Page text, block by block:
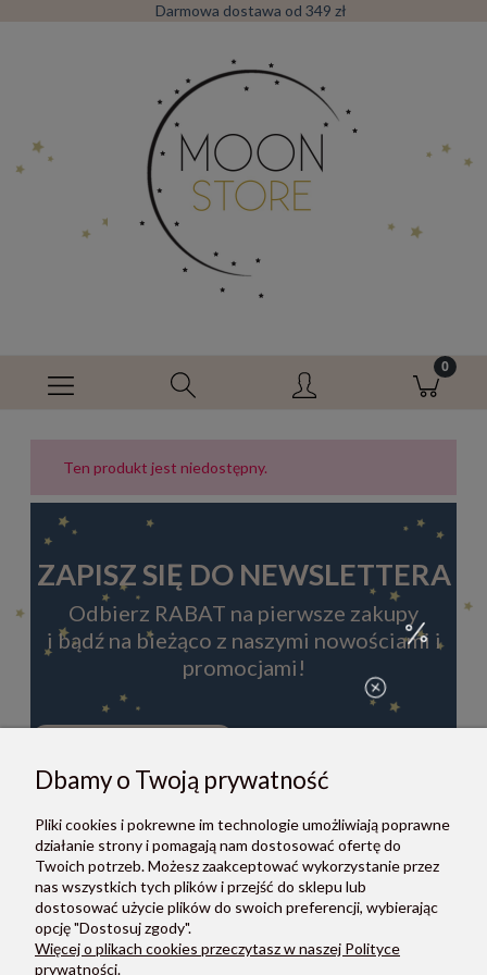
Darmowa dostawa od 349 zł
Ten produkt jest niedostępny.
ZAPISZ SIĘ DO NEWSLETTERA
Odbierz RABAT na pierwsze zakupy
i bądź na bieżąco z naszymi nowościami i
promocjami!
ZAPISZ SIĘ
Zapisując się do newslettera, akceptujesz Regulamin i Politykę
prywatności.
O NAS
Dbamy o Twoją prywatność
Pliki cookies i pokrewne im technologie umożliwiają poprawne
działanie strony i pomagają nam dostosować ofertę do
Twoich potrzeb. Możesz zaakceptować wykorzystanie przez
nas wszystkich tych plików i przejść do sklepu lub
dostosować użycie plików do swoich preferencji, wybierając
opcję "Dostosuj zgody".
Więcej o plikach cookies przeczytasz w naszej Polityce
prywatności.